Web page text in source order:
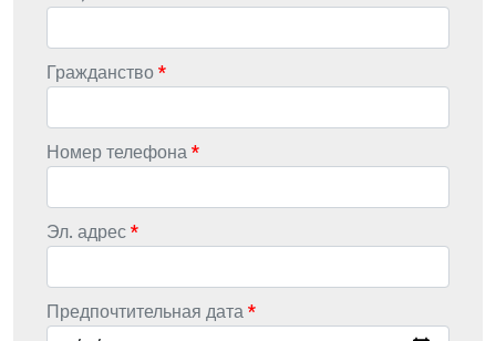
Гражданство
Номер телефона
Эл. адрес
Предпочтительная дата